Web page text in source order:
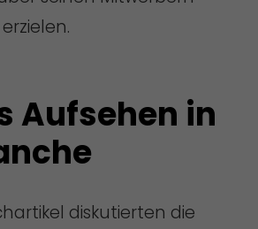
Aufsehen in
diskutierten die